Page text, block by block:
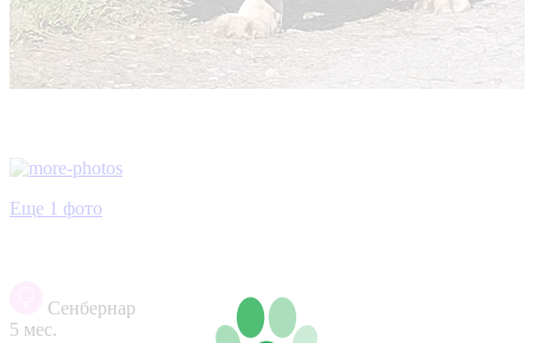
Еще 1 фото
Сенбернар
5 мес.